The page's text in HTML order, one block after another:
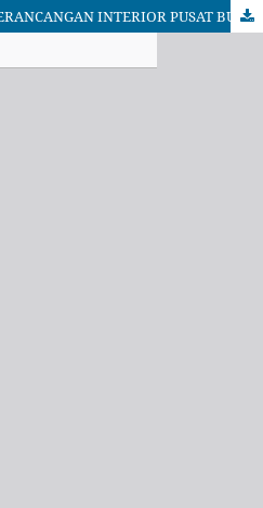
FASILITAS RUANG PADA PERANCANGAN INTERIOR PUSAT BUDAYA SUNDA DI KABUPATEN GARUT